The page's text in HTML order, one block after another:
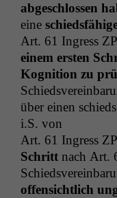
abgeschlossen
eine
Art. 61 Ingress
einem ersten
Kog­ni­tion zu
über einen
i.S. von
Art. 61 Ingress
Schritt nach Art.
offen­sichtlich